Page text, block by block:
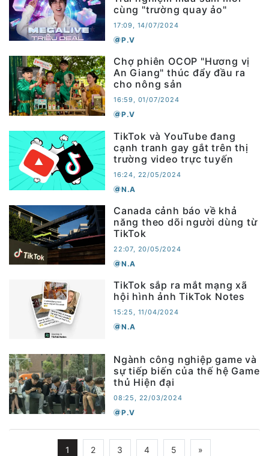
cùng "trường quay ảo"
17:09, 14/07/2024
P.V
Chợ phiên OCOP "Hương vị
An Giang" thúc đẩy đầu ra
cho nông sản
16:59, 01/07/2024
P.V
TikTok và YouTube đang
cạnh tranh gay gắt trên thị
trường video trực tuyến
16:24, 22/05/2024
N.A
Canada cảnh báo về khả
năng theo dõi người dùng từ
TikTok
22:07, 20/05/2024
N.A
TikTok sắp ra mắt mạng xã
hội hình ảnh TikTok Notes
15:25, 11/04/2024
N.A
Ngành công nghiệp game và
sự tiếp biến của thế hệ Game
thủ Hiện đại
08:25, 22/03/2024
P.V
1 2 3 4 5 »